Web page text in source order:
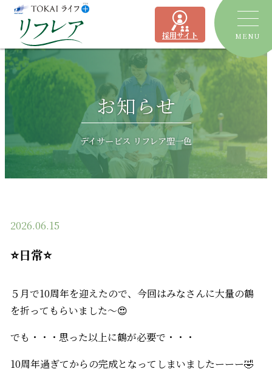
採用サイト MENU
トピックス
デイサービス
ショートステイ リフレア聖一色
有料老人ホーム リフレア上土
お知らせ
デイサービス リフレア聖一色
2026.06.15
⭐日常⭐
５月で10周年を迎えたので、今回はみなさんに大量の鶴
を折ってもらいました～😍
でも・・・思った以上に鶴が必要で・・・
10周年過ぎてからの完成となってしまいましたーーー🤣